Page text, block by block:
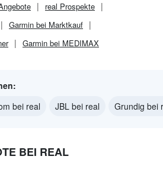
real Prospekte
Garmin bei Marktkauf
Garmin bei MEDIMAX
bei real JBL bei real Grundig bei
BEI REAL